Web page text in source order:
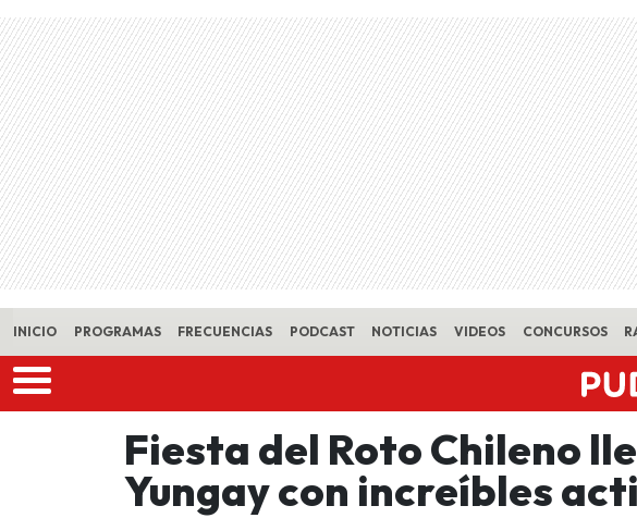
Skip to main content
INICIO PROGRAMAS FRECUENCIAS PODCAST NOTICIAS VIDEOS CONCURSOS
Fiesta del Roto Chileno
Yungay con increíbles